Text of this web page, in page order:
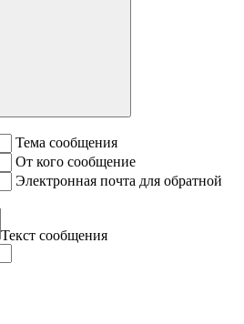
Тема сообщения
От кого сообщение
Электронная почта для обратной
Текст сообщения